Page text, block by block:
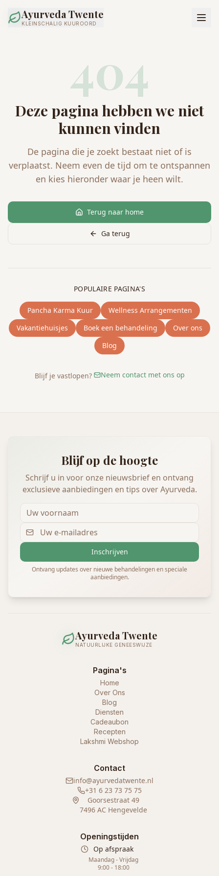
Ayurveda Twente
KLEINSCHALIG KUUROORD
404
Deze pagina hebben we niet
kunnen vinden
De pagina die je zoekt bestaat niet of is
verplaatst. Neem even de tijd om te ontspannen
en kies hieronder waar je heen wilt.
Terug naar home
Ga terug
POPULAIRE PAGINA'S
Pancha Karma Kuur
Wellness Arrangementen
Vakantiehuisjes
Boek een behandeling
Over ons
Blog
Blijf je vastlopen? Neem contact met ons op
Blijf op de hoogte
Schrijf u in voor onze nieuwsbrief en ontvang
exclusieve aanbiedingen en tips over Ayurveda.
Inschrijven
Ontvang updates over nieuwe behandelingen en speciale
aanbiedingen.
Ayurveda Twente
NATUURLIJKE GENEESWIJZE
Pagina's
Home
Over Ons
Blog
Diensten
Cadeaubon
Recepten
Lakshmi Webshop
Contact
info@ayurvedatwente.nl
+31 6 23 73 75 75
Goorsestraat 49
7496 AC Hengevelde
Openingstijden
Op afspraak
Maandag - Vrijdag
9:00 - 18:00